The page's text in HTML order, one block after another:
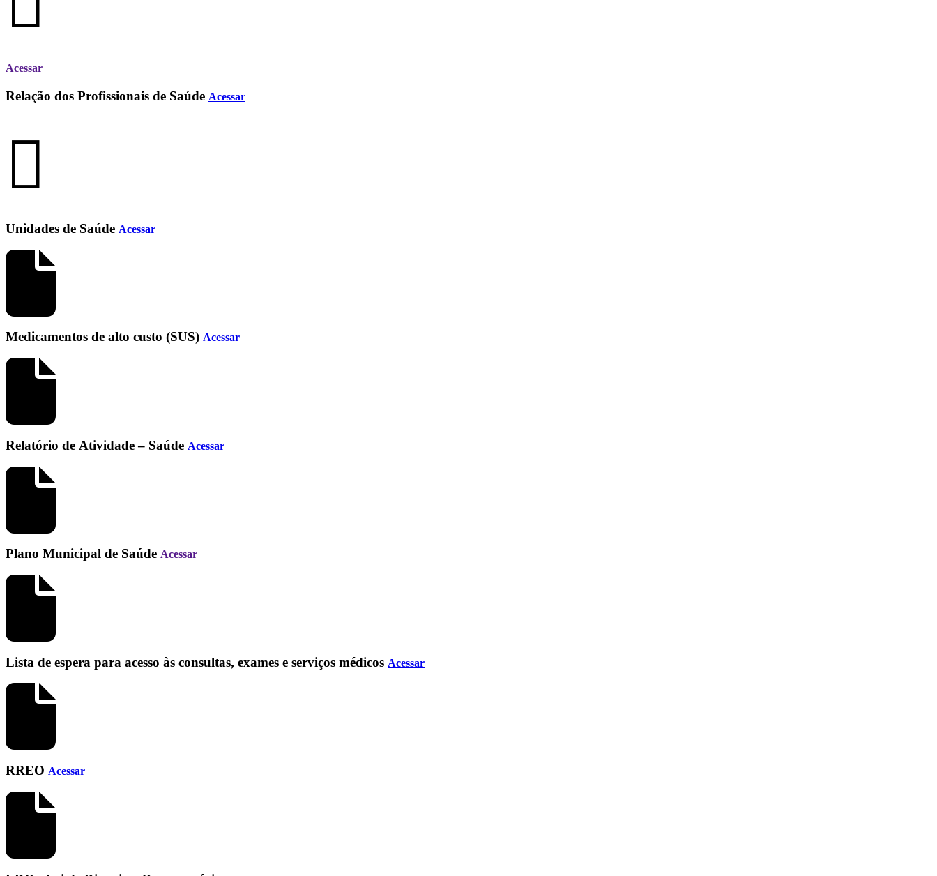
Acessar
Relação dos Profissionais de Saúde Acessar
Unidades de Saúde Acessar
Medicamentos de alto custo (SUS) Acessar
Relatório de Atividade – Saúde Acessar
Plano Municipal de Saúde Acessar
Lista de espera para acesso às consultas, exames e serviços médicos Acessar
RREO Acessar